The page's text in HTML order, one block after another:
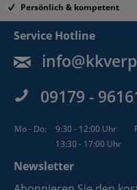
Persönlich & kompetent
Service Hotline
09179 -
Mo - Do: 9:30 - 12:00 Uhr
13:30 - 17:00 Uhr
Newsletter